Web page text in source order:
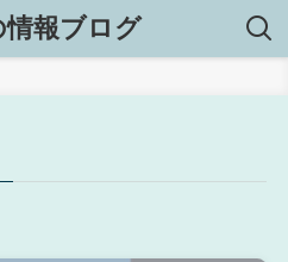
情報ブログ